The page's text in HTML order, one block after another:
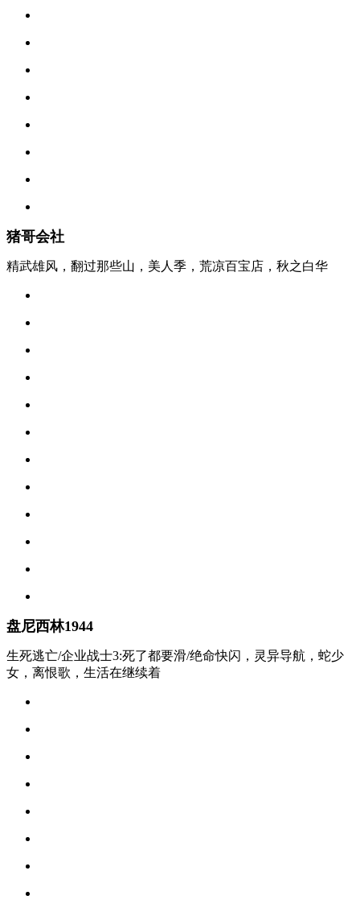
猪哥会社
精武雄风，翻过那些山，美人季，荒凉百宝店，秋之白华
盘尼西林1944
生死逃亡/企业战士3:死了都要滑/绝命快闪，灵异导航，蛇少
女，离恨歌，生活在继续着